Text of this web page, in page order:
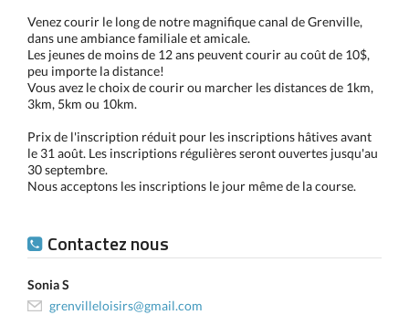
Venez courir le long de notre magnifique canal de Grenville,
dans une ambiance familiale et amicale.
Les jeunes de moins de 12 ans peuvent courir au coût de 10$,
peu importe la distance!
Vous avez le choix de courir ou marcher les distances de 1km,
3km, 5km ou 10km.
Prix de l'inscription réduit pour les inscriptions hâtives avant
le 31 août. Les inscriptions régulières seront ouvertes jusqu'au
30 septembre.
Nous acceptons les inscriptions le jour même de la course.
Contactez nous
Sonia S
grenvilleloisirs@gmail.com